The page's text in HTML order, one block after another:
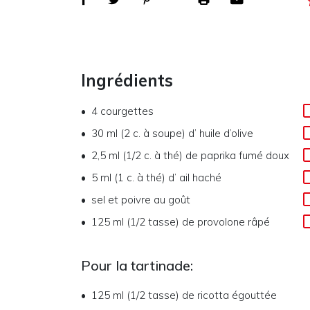
Ingrédients
4 courgettes
30 ml (2 c. à soupe) d’ huile d’olive
2,5 ml (1/2 c. à thé) de paprika fumé doux
5 ml (1 c. à thé) d’ ail haché
sel et poivre au goût
125 ml (1/2 tasse) de provolone râpé
Pour la tartinade:
125 ml (1/2 tasse) de ricotta égouttée